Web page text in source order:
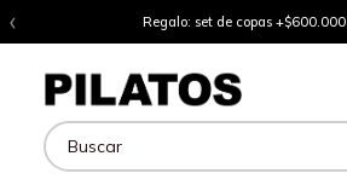
‹ Regalo: set de copas +$600.000
Buscar